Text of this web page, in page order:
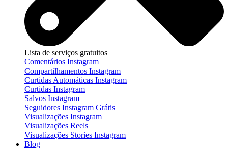
Lista de serviços gratuitos
Comentários Instagram
Compartilhamentos Instagram
Curtidas Automáticas Instagram
Curtidas Instagram
Salvos Instagram
Seguidores Instagram Grátis
Visualizações Instagram
Visualizações Reels
Visualizações Stories Instagram
Blog